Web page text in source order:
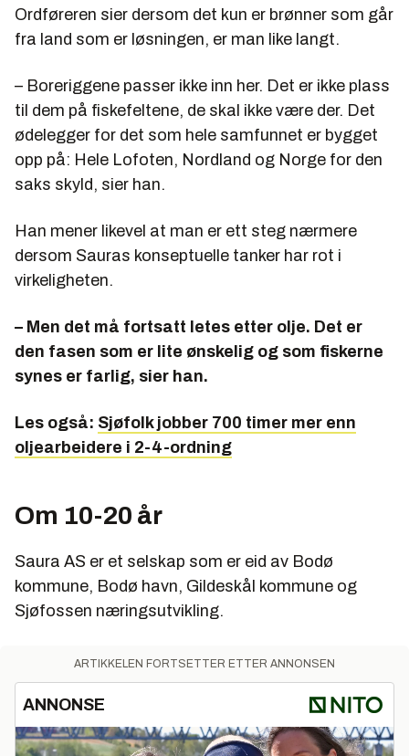
Ordføreren sier dersom det kun er brønner som går
fra land som er løsningen, er man like langt.
– Boreriggene passer ikke inn her. Det er ikke plass
til dem på fiskefeltene, de skal ikke være der. Det
ødelegger for det som hele samfunnet er bygget
opp på: Hele Lofoten, Nordland og Norge for den
saks skyld, sier han.
Han mener likevel at man er ett steg nærmere
dersom Sauras konseptuelle tanker har rot i
virkeligheten.
– Men det må fortsatt letes etter olje. Det er
den fasen som er lite ønskelig og som fiskerne
synes er farlig, sier han.
Les også: Sjøfolk jobber 700 timer mer enn
oljearbeidere i 2-4-ordning
Om 10-20 år
Saura AS er et selskap som er eid av Bodø
kommune, Bodø havn, Gildeskål kommune og
Sjøfossen næringsutvikling.
ARTIKKELEN FORTSETTER ETTER ANNONSEN
ANNONSE